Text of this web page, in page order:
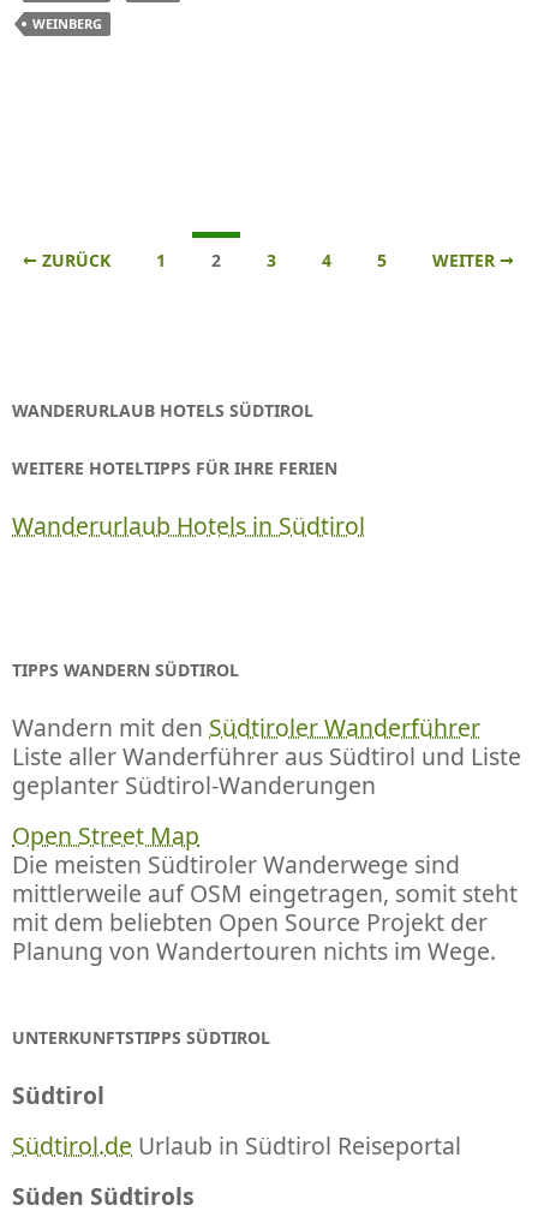
WEINBERG
Beitrags-
← ZURÜCK 1 2 3 4 5 WEITER →
WANDERURLAUB HOTELS SÜDTIROL
WEITERE HOTELTIPPS FÜR IHRE FERIEN
Wanderurlaub Hotels in Südtirol
TIPPS WANDERN SÜDTIROL
Wandern mit den Südtiroler Wanderführer
Liste aller Wanderführer aus Südtirol und Liste
geplanter Südtirol-Wanderungen
Open Street Map
Die meisten Südtiroler Wanderwege sind
mittlerweile auf OSM eingetragen, somit steht
mit dem beliebten Open Source Projekt der
Planung von Wandertouren nichts im Wege.
UNTERKUNFTSTIPPS SÜDTIROL
Südtirol
Südtirol.de Urlaub in Südtirol Reiseportal
Süden Südtirols